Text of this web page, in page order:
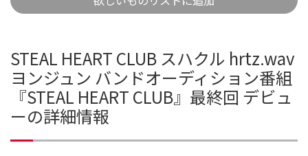
STEAL HEART CLUB スハクル hrtz.wav
ヨンジュン バンドオーディション番組
『STEAL HEART CLUB』最終回 デビュ
ーの詳細情報